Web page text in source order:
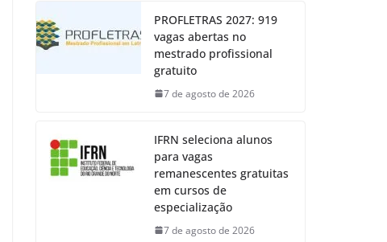
PROFLETRAS 2027: 919
vagas abertas no
mestrado profissional
gratuito
7 de agosto de 2026
IFRN seleciona alunos
para vagas
remanescentes gratuitas
em cursos de
especialização
7 de agosto de 2026